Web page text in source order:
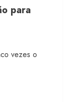
para
vezes o
Movimento